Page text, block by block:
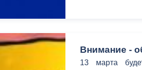
Выборы 2026
Внимание -
13 марта